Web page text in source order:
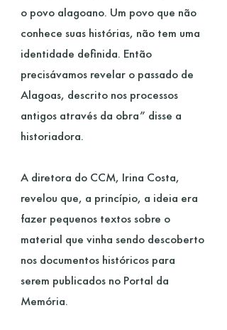
o povo alagoano. Um povo que não
conhece suas histórias, não tem uma
identidade definida. Então
precisávamos revelar o passado de
Alagoas, descrito nos processos
antigos através da obra” disse a
historiadora.
A diretora do CCM, Irina Costa,
revelou que, a princípio, a ideia era
fazer pequenos textos sobre o
material que vinha sendo descoberto
nos documentos históricos para
serem publicados no Portal da
Memória.